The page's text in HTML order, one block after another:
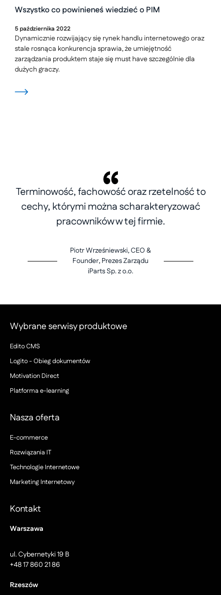
Wszystko co powinieneś wiedzieć o PIM
5października 2022
Dynamicznie rozwijający się rynek handlu internetowego oraz
stale rosnąca konkurencja sprawia, że umiejętność
zarządzania produktem staje się must have szczególnie dla
dużych graczy.
Terminowość, fachowość oraz rzetelność to
cechy, którymi można scharakteryzować
pracowników w tej firmie.
Piotr Wrześniewski, CEO &
Founder, Prezes Zarządu
iParts Sp. z o.o.
Wybrane serwisy produktowe
Edito CMS
Logito - Obieg dokumentów
Motivation Direct
Platforma e-learning
Nasza oferta
E-commerce
Rozwiązania IT
Technologie Internetowe
Marketing Internetowy
Kontakt
Warszawa
ul. Cybernetyki 19 B
+48 17 860 21 86
Rzeszów